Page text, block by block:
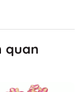
quan